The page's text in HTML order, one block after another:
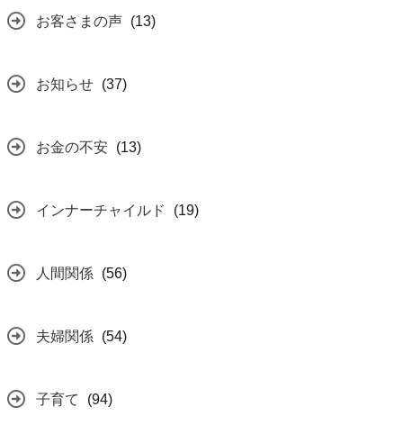
お客さまの声 (13)
お知らせ (37)
お金の不安 (13)
インナーチャイルド (19)
人間関係 (56)
夫婦関係 (54)
子育て (94)